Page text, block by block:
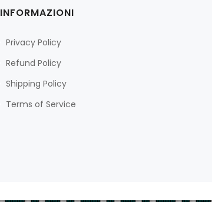
INFORMAZIONI
Privacy Policy
Refund Policy
Shipping Policy
Terms of Service